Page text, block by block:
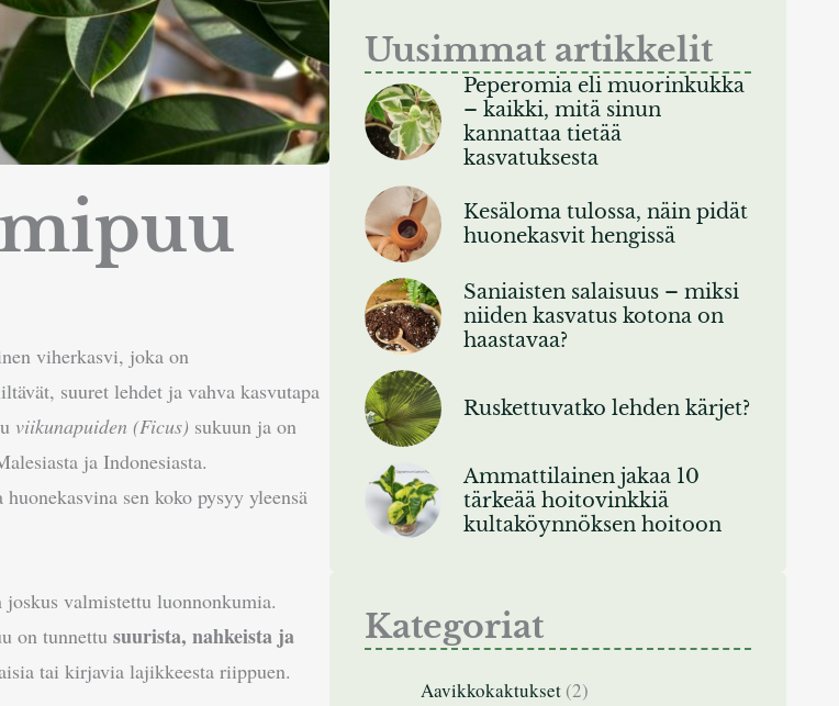
viherkasvi, joka on
suuret lehdet ja vahva kasvutapa
viikunapuiden (Ficus) sukuun ja on
ja Indonesiasta.
sen koko pysyy yleensä
joskus valmistettu luonnonkumia.
on tunnettu suurista, nahkeista ja
tai kirjavia lajikkeesta riippuen.
Uusimmat artikkelit
Peperomia eli muorinkukka
– kaikki, mitä sinun
kannattaa tietää
kasvatuksesta
Kesäloma tulossa, näin pidät
huonekasvit hengissä
Saniaisten salaisuus – miksi
niiden kasvatus kotona on
haastavaa?
Ruskettuvatko lehden kärjet?
Ammattilainen jakaa 10
tärkeää hoitovinkkiä
kultaköynnöksen hoitoon
Kategoriat
Aavikkokaktukset(2)